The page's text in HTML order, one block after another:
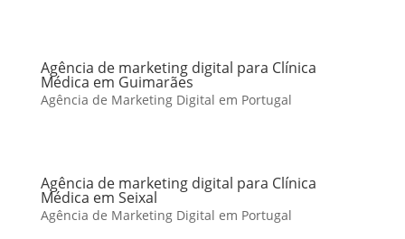
Agência de marketing digital para Clínica
Médica em Guimarães
Agência de Marketing Digital em Portugal
Agência de marketing digital para Clínica
Médica em Seixal
Agência de Marketing Digital em Portugal